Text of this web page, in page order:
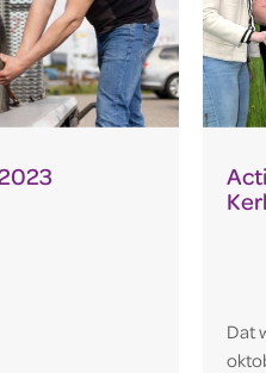
Dat